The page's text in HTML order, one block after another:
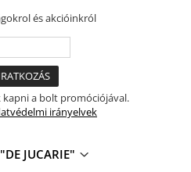
és akcióinkról
kapni a bolt promóciójával.
irányelvek
JUCARIE"